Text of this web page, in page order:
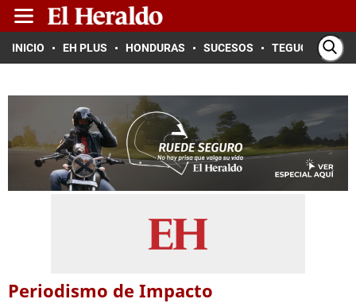
INICIO EH PLUS HONDURAS SUCESOS TEGUCIGALPA
Periodismo de Impacto